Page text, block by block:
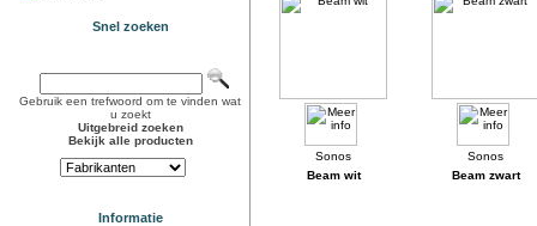
Snel zoeken
Gebruik een trefwoord om te vinden wat
u zoekt
Uitgebreid zoeken
Bekijk alle producten
Informatie
Beam wit Beam zwart